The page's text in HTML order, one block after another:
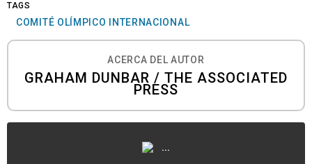
TAGS
COMITÉ OLÍMPICO INTERNACIONAL
ACERCA DEL AUTOR
GRAHAM DUNBAR / THE ASSOCIATED
PRESS
...